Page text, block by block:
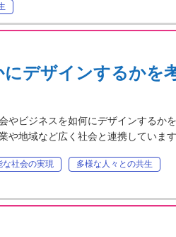
デザインするかを
やビジネスを如何にデザインするか
や地域など広く社会と連携していま
な社会の実現
多様な人々との共生